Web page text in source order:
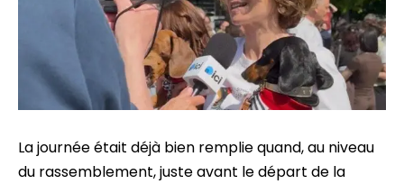
La journée était déjà bien remplie quand, au niveau
du rassemblement, juste avant le départ de la